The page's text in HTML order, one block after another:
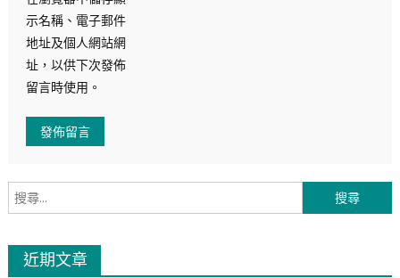
示名稱、電子郵件
地址及個人網站網
址，以供下次發佈
留言時使用。
搜
尋
近期文章